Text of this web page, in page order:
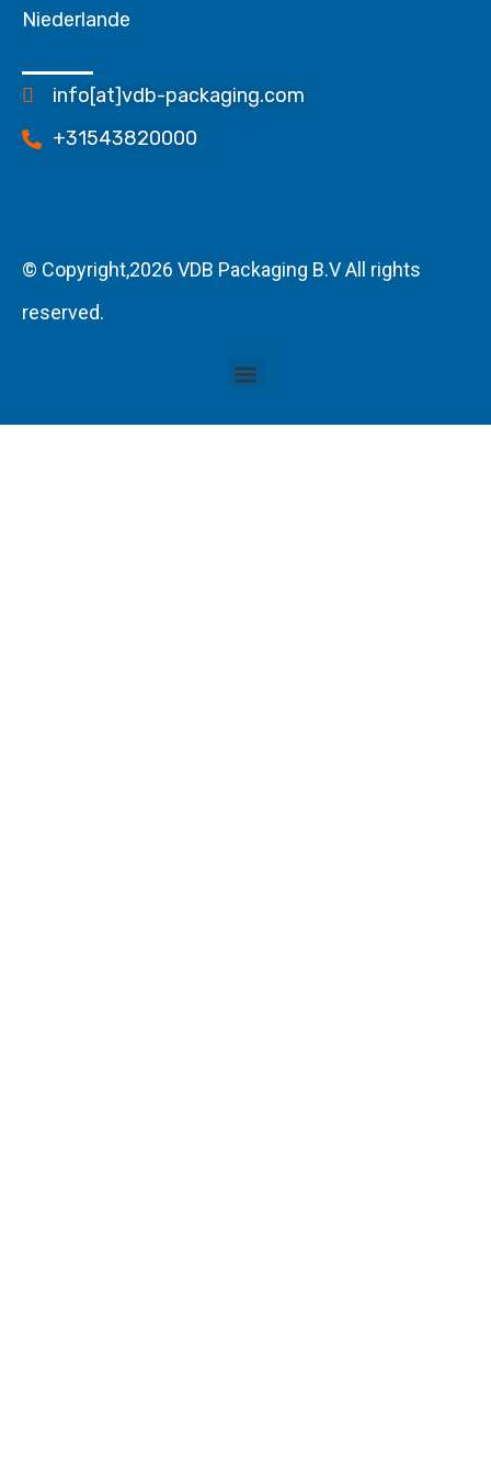
Niederlande
info[at]vdb-packaging.com
+31543820000
© Copyright,2026 VDB Packaging B.V All rights
reserved.